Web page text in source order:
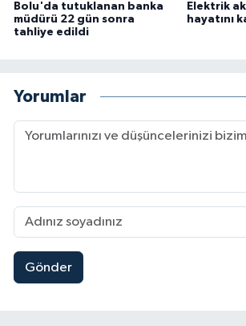
Bolu'da tutuklanan banka
müdürü 22 gün sonra
tahliye edildi
Elektrik
hayatını
Yorumlar
Gönder